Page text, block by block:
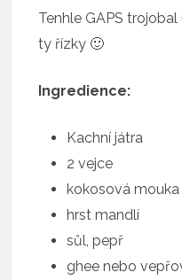
Tenhle GAPS
ty řízky 🙂
Ingredience:
Kachní játra
2 vejce
kokosová mouka
hrst mandlí
sůl, pepř
ghee nebo